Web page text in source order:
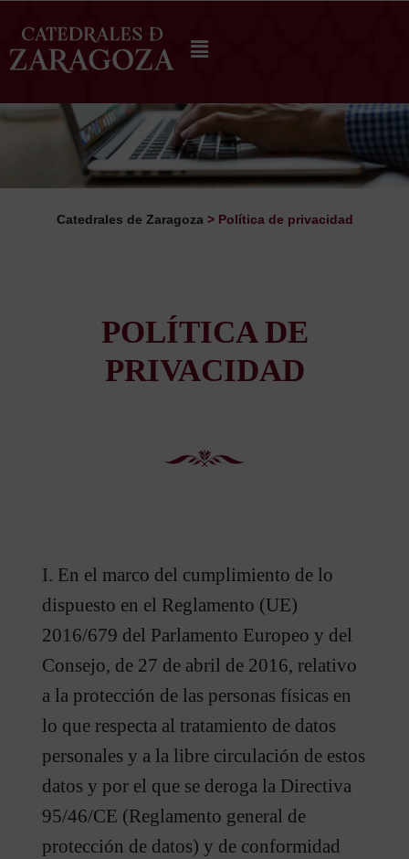
Catedrales de Zaragoza > Política de privacidad
POLÍTICA DE
PRIVACIDAD
I. En el marco del cumplimiento de lo
dispuesto en el Reglamento (UE)
2016/679 del Parlamento Europeo y del
Consejo, de 27 de abril de 2016, relativo
a la protección de las personas físicas en
lo que respecta al tratamiento de datos
personales y a la libre circulación de estos
datos y por el que se deroga la Directiva
95/46/CE (Reglamento general de
protección de datos) y de conformidad